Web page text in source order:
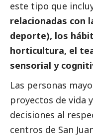
este tipo que
relacionadas con
deporte), los
horticultura, el
sensorial y
Las personas
proyectos de vida
decisiones al
centros de San